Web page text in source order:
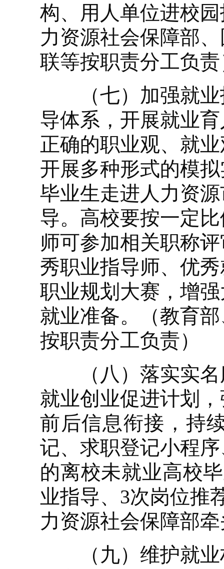
构、用人单位进校
力资源社会保障部
联等按职责分工负
（七）加强就业
导体系，开展就业
正确的职业观、就
开展多种形式的模
毕业生走进人力资
导。高校要按一定
师可参加相关职称
秀职业指导师、优
职业规划大赛，增
就业准备。（教育
按职责分工负责）
（八）落实实名
就业创业促进计划
前后信息衔接，持
记、求职登记小程
的离校未就业高校
业指导、3次岗位推
力资源社会保障部
（九）维护就业